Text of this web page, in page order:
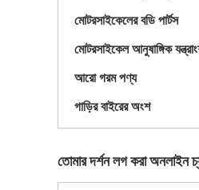
মোটরসাইকেলের বডি পার্টস
মোটরসাইকেল আনুষাঙ্গিক
আরো গরম পণ্য
গাড়ির বাইরের অংশ
তোমার দর্শন লগ করা অনলাইন